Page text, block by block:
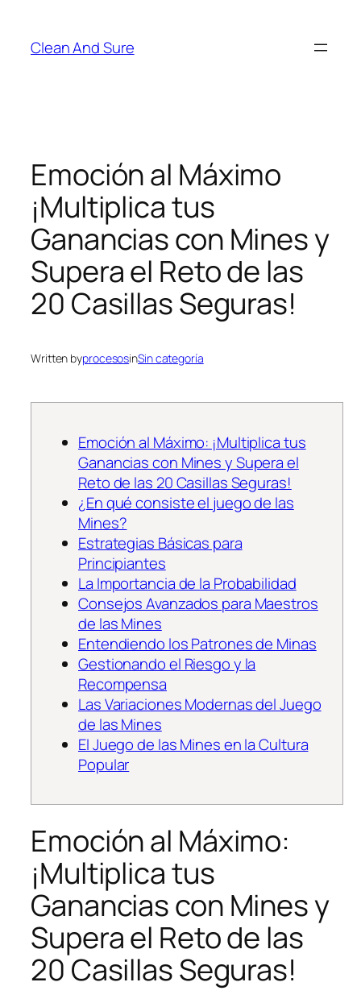
content
Clean And Sure
Emoción al Máximo
¡Multiplica tus
Ganancias con Mines y
Supera el Reto de las
20 Casillas Seguras!
Written byprocesosinSin categoría
Emoción al Máximo: ¡Multiplica tus
Ganancias con Mines y Supera el
Reto de las 20 Casillas Seguras!
¿En qué consiste el juego de las
Mines?
Estrategias Básicas para
Principiantes
La Importancia de la Probabilidad
Consejos Avanzados para Maestros
de las Mines
Entendiendo los Patrones de Minas
Gestionando el Riesgo y la
Recompensa
Las Variaciones Modernas del Juego
de las Mines
El Juego de las Mines en la Cultura
Popular
Emoción al Máximo:
¡Multiplica tus
Ganancias con Mines y
Supera el Reto de las
20 Casillas Seguras!